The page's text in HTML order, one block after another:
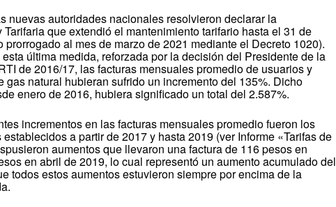
nuevas autoridades nacionales resolvieron declarar la
que extendió el mantenimiento tarifario hasta el 31 de
al mes de marzo de 2021 mediante el Decreto 1020).
última medida, reforzada por la decisión del Presidente de la
de 2016/17, las facturas mensuales promedio de usuarios y
gas natural hubieran sufrido un incremento del 135%. Dicho
enero de 2016, hubiera significado un total del 2.587%.
incrementos en las facturas mensuales promedio fueron los
a partir de 2017 y hasta 2019 (ver Informe «Tarifas de
aumentos que llevaron una factura de 116 pesos en
en abril de 2019, lo cual representó un aumento acumulado del
todos estos aumentos estuvieron siempre por encima de la